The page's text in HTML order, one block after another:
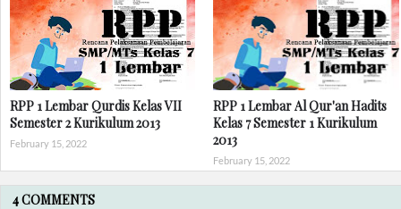
RPP 1 Lembar Qurdis Kelas VII
Semester 2 Kurikulum 2013
February 15, 2022
RPP 1 Lembar Al Qur'an Hadits
Kelas 7 Semester 1 Kurikulum
2013
February 15, 2022
4 COMMENTS